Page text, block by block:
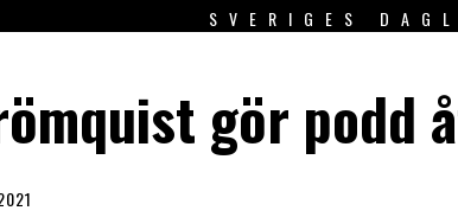
SVERIGES
gör podd